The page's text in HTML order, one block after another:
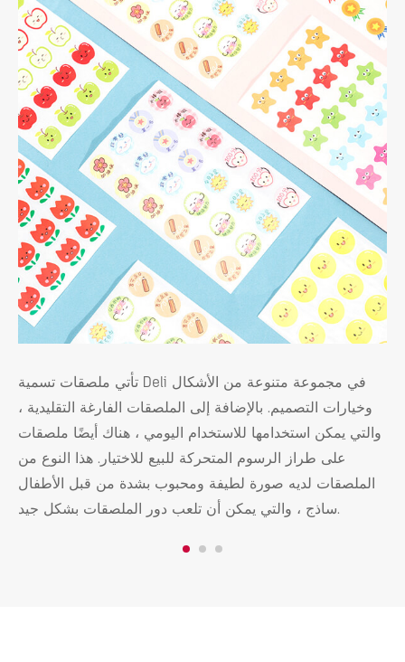
تأتي ملصقات تسمية Deli في مجموعة متنوعة من الأشكال
وخيارات التصميم. بالإضافة إلى الملصقات الفارغة التقليدية ،
والتي يمكن استخدامها للاستخدام اليومي ، هناك أيضًا ملصقات
على طراز الرسوم المتحركة للبيع للاختيار. هذا النوع من
الملصقات لديه صورة لطيفة ومحبوب بشدة من قبل الأطفال
ساذج ، والتي يمكن أن تلعب دور الملصقات بشكل جيد.